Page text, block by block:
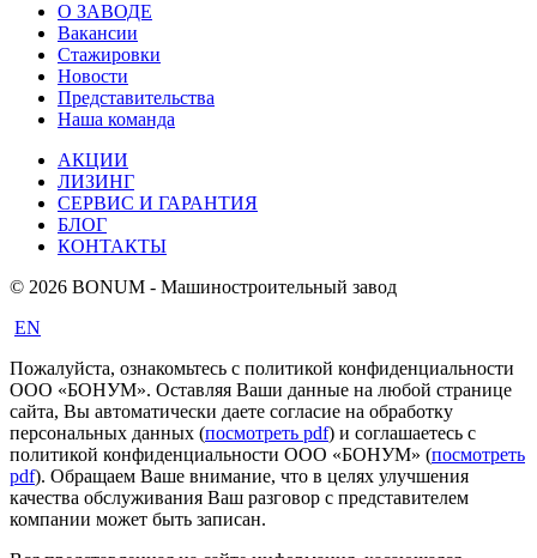
О ЗАВОДЕ
Вакансии
Стажировки
Новости
Представительства
Наша команда
АКЦИИ
ЛИЗИНГ
СЕРВИС И ГАРАНТИЯ
БЛОГ
КОНТАКТЫ
© 2026 BONUM - Машиностроительный завод
EN
Пожалуйста, ознакомьтесь с политикой конфиденциальности
ООО «БОНУМ». Оставляя Ваши данные на любой странице
сайта, Вы автоматически даете согласие на обработку
персональных данных (посмотреть pdf) и соглашаетесь с
политикой конфиденциальности ООО «БОНУМ» (посмотреть
pdf). Обращаем Ваше внимание, что в целях улучшения
качества обслуживания Ваш разговор с представителем
компании может быть записан.